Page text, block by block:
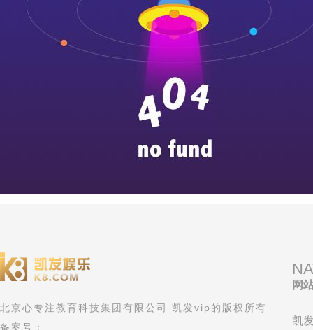
北京心专注教育科技集团有限公司 凯发vip的版权所有
备案号：
网
凯